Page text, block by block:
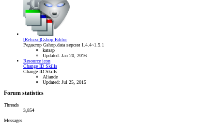
[Release]Gshop Editor
Редактор Gshop.data версии 1.4.4~1.5.1
katsap
Updated: Jan 20, 2016
Resource icon
Change ID Skills
Change ID Skills
Aliande
Updated: Jul 25, 2015
Forum statistics
Threads
3,854
Messages